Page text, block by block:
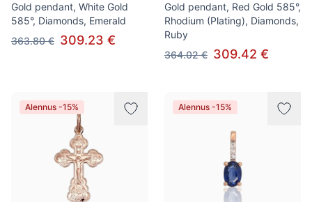
Gold pendant, White Gold
585°, Diamonds, Emerald
363.80 € 309.23 €
Gold pendant, Red Gold 585°,
Rhodium (Plating), Diamonds,
Ruby
364.02 € 309.42 €
Alennus -15% Alennus -15%